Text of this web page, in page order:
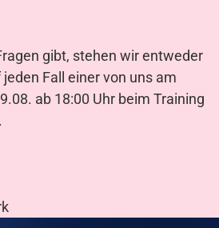
gibt, stehen wir entweder
Fall einer von uns am
ab 18:00 Uhr beim Training